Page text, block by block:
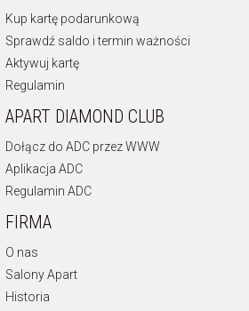
Kup kartę podarunkową
Sprawdź saldo i termin ważności
Aktywuj kartę
Regulamin
APART DIAMOND CLUB
Dołącz do ADC przez WWW
Aplikacja ADC
Regulamin ADC
FIRMA
O nas
Salony Apart
Historia